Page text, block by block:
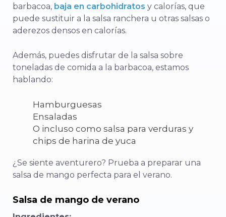
barbacoa, baja en carbohidratos y calorías, que
puede sustituir a la salsa ranchera u otras salsas o
aderezos densos en calorías.
Además, puedes disfrutar de la salsa sobre
toneladas de comida a la barbacoa, estamos
hablando:
Hamburguesas
Ensaladas
O incluso como salsa para verduras y
chips de harina de yuca
¿Se siente aventurero? Prueba a preparar una
salsa de mango perfecta para el verano.
Salsa de mango de verano